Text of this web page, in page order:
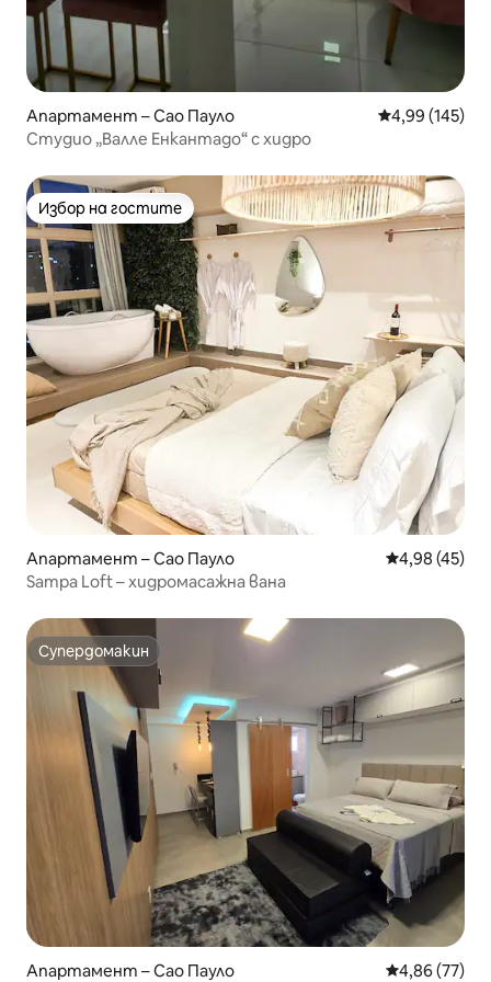
Апартамент – Сао Пауло Средна
4,99 (145)
Студио „Валле Енкантадо“ с хидро
Избор на гостите
Избор на гостите
Апартамент – Сао Пауло Средна
4,98 (45)
Sampa Loft – хидромасажна вана
Супердомакин
Супердомакин
Апартамент – Сао Пауло Средна
4,86 (77)